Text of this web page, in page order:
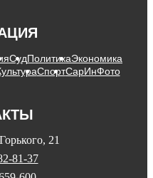
СудПолитикаЭкономика
СпортСарИнФото
21
81-37